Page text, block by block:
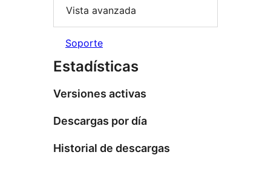
Vista avanzada
Soporte
Estadísticas
Versiones activas
Descargas por día
Historial de descargas